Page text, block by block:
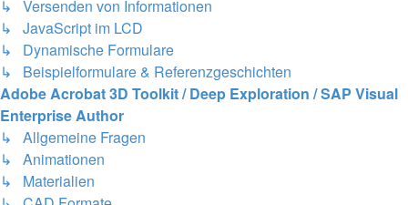
↳ Versenden von Informationen
↳ JavaScript im LCD
↳ Dynamische Formulare
↳ Beispielformulare & Referenzgeschichten
Adobe Acrobat 3D Toolkit / Deep Exploration / SAP Visual
Enterprise Author
↳ Allgemeine Fragen
↳ Animationen
↳ Materialien